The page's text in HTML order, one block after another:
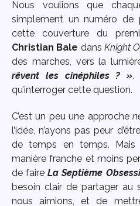
Nous voulions que
simplement un numéro de
cette couverture du
Christian Bale dansKnight
des marches, vers la
rêvent les cinéphiles ? ».
qu’interroger cette question.
C’est un peu une approche
l’idée, n’ayons pas peur
de temps en temps.
manière franche et moins
de faireLa Septième
besoin clair de partager au
nous aimions, et de